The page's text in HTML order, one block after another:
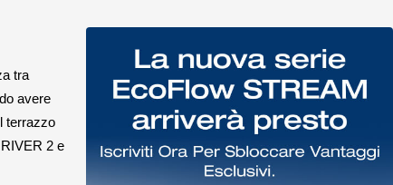
tra
avere
terrazzo
2 e